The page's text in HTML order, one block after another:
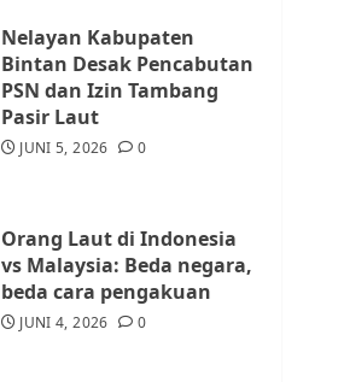
Warga Rempang Ajukan
Audiensi dengan Wali
Kota Batam, Soroti
Aktivitas yang Resahkan
Warga
Tim Advokasi Desak BP
Batam Berhenti
Merampas Tanah Warga
Rempang
Nelayan Kabupaten
Bintan Desak Pencabutan
PSN dan Izin Tambang
Pasir Laut
JUNI 5, 2026 0
Orang Laut di Indonesia
vs Malaysia: Beda negara,
beda cara pengakuan
JUNI 4, 2026 0